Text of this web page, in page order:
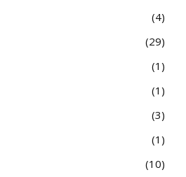
4
29
1
1
3
1
10